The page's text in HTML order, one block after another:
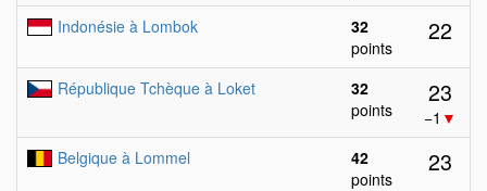
Indonésie à Lombok
32
points
22
République Tchèque à Loket
32
points
23
−1 ▼
Belgique à Lommel
42
points
23